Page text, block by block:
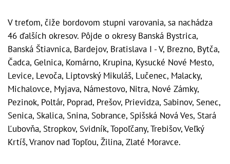
V treťom, čiže bordovom stupni varovania, sa nachádza
46 ďalších okresov. Pôjde o okresy Banská Bystrica,
Banská Štiavnica, Bardejov, Bratislava I - V, Brezno, Bytča,
Čadca, Gelnica, Komárno, Krupina, Kysucké Nové Mesto,
Levice, Levoča, Liptovský Mikuláš, Lučenec, Malacky,
Michalovce, Myjava, Námestovo, Nitra, Nové Zámky,
Pezinok, Poltár, Poprad, Prešov, Prievidza, Sabinov, Senec,
Senica, Skalica, Snina, Sobrance, Spišská Nová Ves, Stará
Ľubovňa, Stropkov, Svidník, Topoľčany, Trebišov, Veľký
Krtíš, Vranov nad Topľou, Žilina, Zlaté Moravce.